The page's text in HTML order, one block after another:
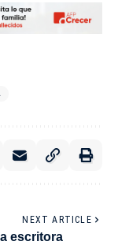
NEXT ARTICLE
escritora